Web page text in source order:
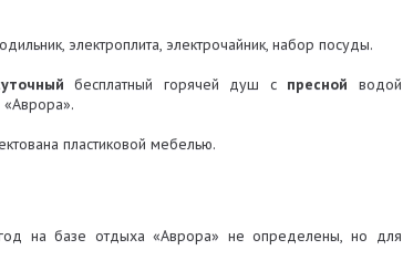
электроплита, электрочайник, набор посуды.
бесплатный горячей душ с пресной водой
пластиковой мебелью.
на базе отдыха «Аврора» не определены, но для